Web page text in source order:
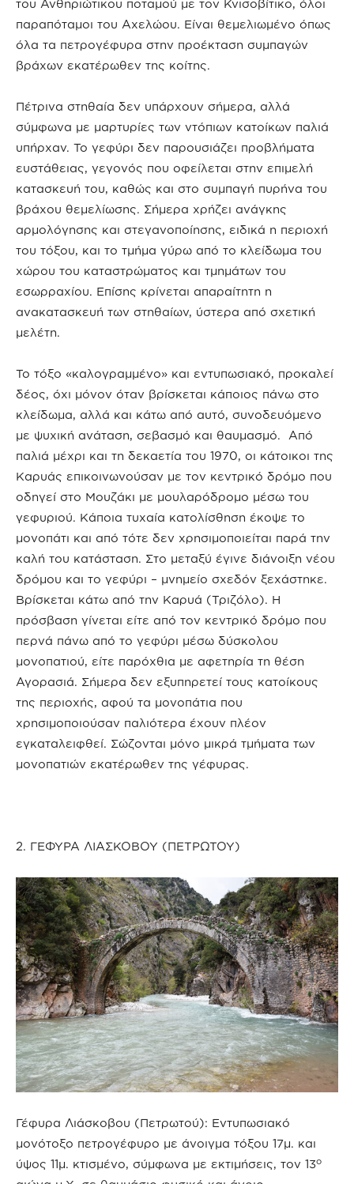
του Ανθηριώτικου ποταμού με τον Κνισοβίτικο, όλοι
παραπόταμοι του Αχελώου. Είναι θεμελιωμένο όπως
όλα τα πετρογέφυρα στην προέκταση συμπαγών
βράχων εκατέρωθεν της κοίτης.
Πέτρινα στηθαία δεν υπάρχουν σήμερα, αλλά
σύμφωνα με μαρτυρίες των ντόπιων κατοίκων παλιά
υπήρχαν. Το γεφύρι δεν παρουσιάζει προβλήματα
ευστάθειας, γεγονός που οφείλεται στην επιμελή
κατασκευή του, καθώς και στο συμπαγή πυρήνα του
βράχου θεμελίωσης. Σήμερα χρήζει ανάγκης
αρμολόγησης και στεγανοποίησης, ειδικά η περιοχή
του τόξου, και το τμήμα γύρω από το κλείδωμα του
χώρου του καταστρώματος και τμημάτων του
εσωρραχίου. Επίσης κρίνεται απαραίτητη η
ανακατασκευή των στηθαίων, ύστερα από σχετική
μελέτη.
Το τόξο «καλογραμμένο» και εντυπωσιακό, προκαλεί
δέος, όχι μόνον όταν βρίσκεται κάποιος πάνω στο
κλείδωμα, αλλά και κάτω από αυτό, συνοδευόμενο
με ψυχική ανάταση, σεβασμό και θαυμασμό.
Από
παλιά μέχρι και τη δεκαετία του 1970, οι κάτοικοι της
Καρυάς επικοινωνούσαν με τον κεντρικό δρόμο που
οδηγεί στο Μουζάκι με μουλαρόδρομο μέσω του
γεφυριού. Κάποια τυχαία κατολίσθηση έκοψε το
μονοπάτι και από τότε δεν χρησιμοποιείται παρά την
καλή του κατάσταση. Στο μεταξύ έγινε διάνοιξη νέου
δρόμου και το γεφύρι – μνημείο σχεδόν ξεχάστηκε.
Βρίσκεται κάτω από την Καρυά (Τριζόλο). Η
πρόσβαση γίνεται είτε από τον κεντρικό δρόμο που
περνά πάνω από το γεφύρι μέσω δύσκολου
μονοπατιού, είτε παρόχθια με αφετηρία τη θέση
Αγορασιά. Σήμερα δεν εξυπηρετεί τους κατοίκους
της περιοχής, αφού τα μονοπάτια που
χρησιμοποιούσαν παλιότερα έχουν πλέον
εγκαταλειφθεί. Σώζονται μόνο μικρά τμήματα των
μονοπατιών εκατέρωθεν της γέφυρας.
2. ΓΕΦΥΡΑ ΛΙΑΣΚΟΒΟΥ (ΠΕΤΡΩΤΟΥ)
Γέφυρα Λιάσκοβου (Πετρωτού): Εντυπωσιακό
μονότοξο πετρογέφυρο με άνοιγμα τόξου 17μ. και
ύψος 11μ. κτισμένο, σύμφωνα με εκτιμήσεις, τον 13ο